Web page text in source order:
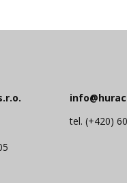
tel. (+420)